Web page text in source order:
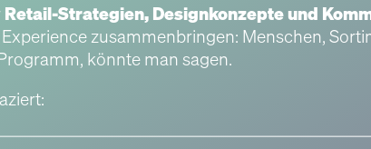
Retail-Strategien, Designkonzepte und
zusammenbringen: Menschen,
könnte man sagen.